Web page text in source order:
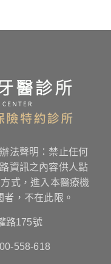
法聲明：禁止任何
資訊之內容供人點
式，進入本醫療機
，不在此限。
路175號
558-618